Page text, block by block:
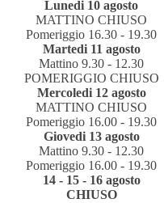
Lunedi 10 agosto
MATTINO CHIUSO
Pomeriggio 16.30 - 19.30
Martedi 11 agosto
Mattino 9.30 - 12.30
POMERIGGIO CHIUSO
Mercoledi 12 agosto
MATTINO CHIUSO
Pomeriggio 16.00 - 19.30
Giovedi 13 agosto
Mattino 9.30 - 12.30
Pomeriggio 16.00 - 19.30
14 - 15 - 16 agosto
CHIUSO